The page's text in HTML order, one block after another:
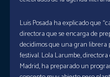
Luis Posada ha explicado que
directora que se encarga de
decidimos que una gran
festival. Lola Larumbe,
Madrid, ha preparado un